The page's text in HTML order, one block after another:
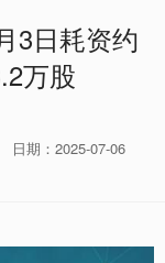
3日耗资约
万股
日期：2025-07-06